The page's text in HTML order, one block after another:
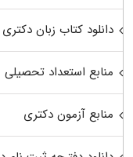
دانلود کتاب زبان دکتری
منابع استعداد تحصیلی
منابع آزمون دکتری